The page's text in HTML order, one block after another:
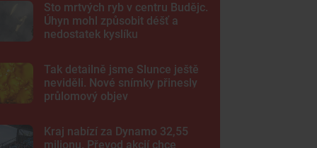
Sto mrtvých ryb v centru Budějc.
Úhyn mohl způsobit déšť a
nedostatek kyslíku
Tak detailně jsme Slunce ještě
neviděli. Nové snímky přinesly
průlomový objev
Kraj nabízí za Dynamo 32,55
milionu. Převod akcií chce